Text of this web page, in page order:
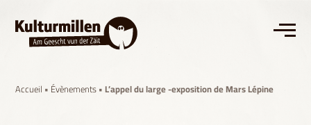
Accueil • Évènements• L’appel du large -exposition de Mars Lépine